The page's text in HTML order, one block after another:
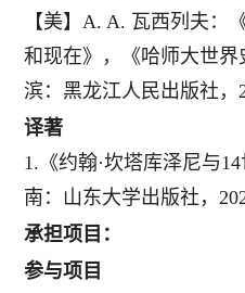
【美】A. A. 瓦西列夫：
和现在》，《哈师大世
滨：黑龙江人民出版社，
译著
1. 《约翰·坎塔库泽尼与14
南：山东大学出版社，
承担项目：
参与项目